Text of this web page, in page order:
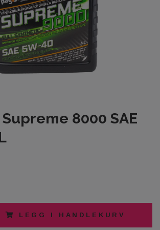
8000 SAE
LEGG I HANDLEKURV